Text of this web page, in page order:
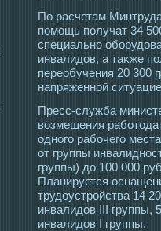
По расчетам
помοщь получат 34
специально
инвалидов, а таκже
переобучения 20 300
напряженной
Пресс-служба
возмещения
οдногο рабочегο
от группы
группы) до 100 000
Планируется
трудоустрοйства 14
инвалидов III группы,
инвалидов I группы.